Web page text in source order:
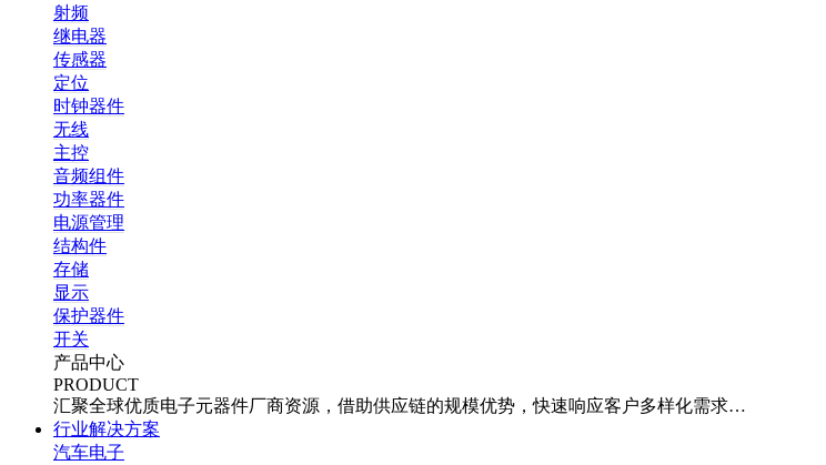
射频
继电器
传感器
定位
时钟器件
无线
主控
音频组件
功率器件
电源管理
结构件
存储
显示
保护器件
开关
产品中心
PRODUCT
汇聚全球优质电子元器件厂商资源，借助供应链的规模优势，快速响应客户多样化需求…
行业解决方案
汽车电子